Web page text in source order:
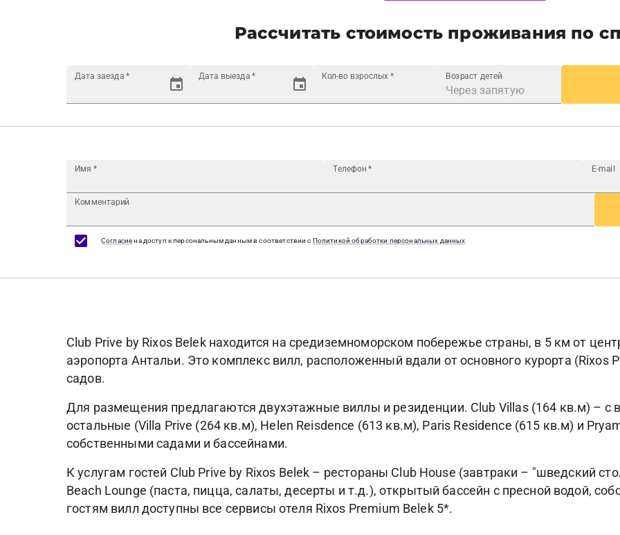
Рассчитать стоимость проживания по
Дата заезда * Дата выезда * Кол-во взрослых * Возраст детей
Имя * Телефон * E-mail
Комментарий
Согласиена доступ к персональным данным в соответствии с Политикой обработки персональных данных
Club Prive by Rixos Belek находится на средиземноморском побережье страны, в 5 км от
аэропорта Антальи. Это комплекс вилл, расположенный вдали от основного курорта (Rixos
садов.
Для размещения предлагаются двухэтажные виллы и резиденции. Club Villas (164 кв.м) – с
остальные (Villa Prive (264 кв.м), Helen Reisdence (613 кв.м), Paris Residence (615 кв.м) и
собственными садами и бассейнами.
К услугам гостей Club Prive by Rixos Belek – рестораны Club House (завтраки – "шведский
Beach Lounge (паста, пицца, салаты, десерты и т.д.), открытый бассейн с пресной водой,
гостям вилл доступны все сервисы отеля Rixos Premium Belek 5*.